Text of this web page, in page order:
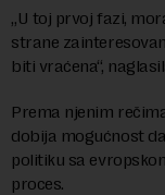
„U toj prvoj fazi,
strane
biti vraćena“,
Prema njenim
dobija mogućnost
politiku sa
proces.